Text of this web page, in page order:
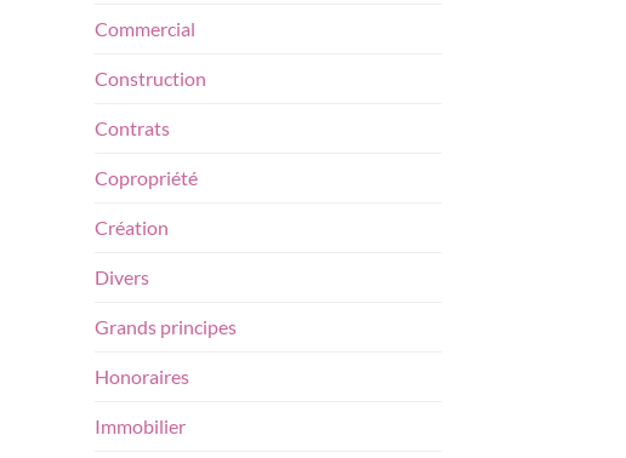
Commercial
Construction
Contrats
Copropriété
Création
Divers
Grands principes
Honoraires
Immobilier